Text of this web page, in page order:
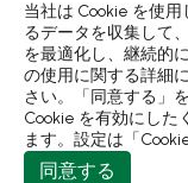
再生資源製品
技術力
使用用途
持続可能な経営
当社は Cookie を使
るデータを収集して
を最適化し、継続的
の使用に関する詳細
さい。「同意する」
Cookie を有効にした
ます。設定は「
同意する